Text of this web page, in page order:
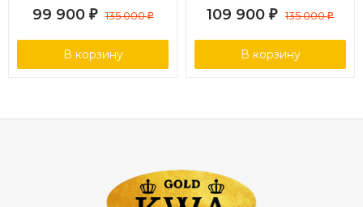
99 900 ₽ 135 000₽
В корзину
109 900 ₽ 135 000₽
В корзину